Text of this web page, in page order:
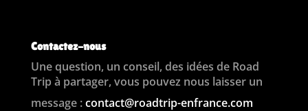
Contactez-nous
Une question, un conseil, des idées de Road
Trip à partager, vous pouvez nous laisser un
message :contact@roadtrip-enfrance.com